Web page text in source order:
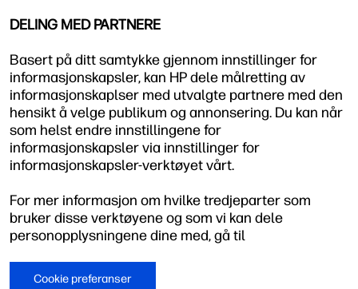
DELING MED PARTNERE
Basert på ditt samtykke gjennom innstillinger for
informasjonskapsler, kan HP dele målretting av
informasjonskaplser med utvalgte partnere med den
hensikt å velge publikum og annonsering. Du kan når
som helst endre innstillingene for
informasjonskapsler via innstillinger for
informasjonskapsler-verktøyet vårt.
For mer informasjon om hvilke tredjeparter som
bruker disse verktøyene og som vi kan dele
personopplysningene dine med, gå til
Cookie preferanser